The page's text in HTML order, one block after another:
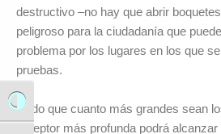
Alternar alto contraste
destructivo –no hay que abrir
peligroso para la ciudadanía que
problema por los lugares en los que
pruebas.
Dado que cuanto más grandes sean
receptor más profunda podrá